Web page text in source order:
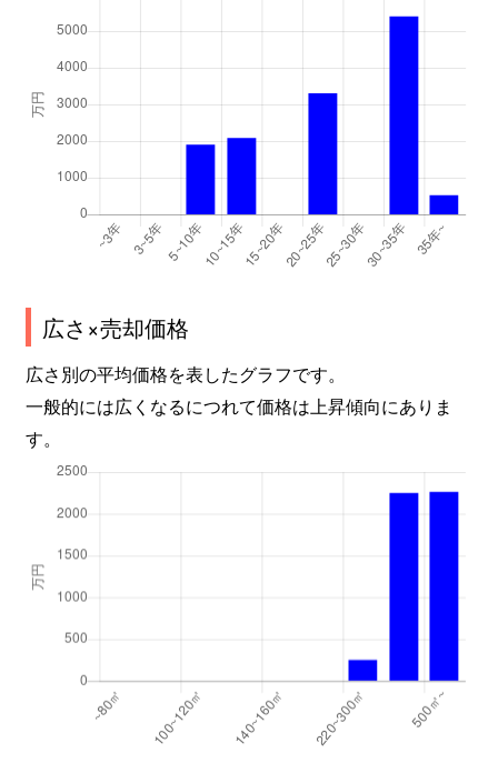
広さ×売却価格
広さ別の平均価格を表したグラフです。
一般的には広くなるにつれて価格は上昇傾向にありま
す。